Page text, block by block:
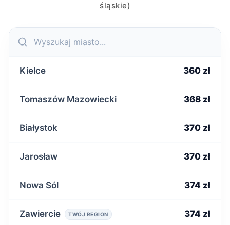
śląskie)
Kielce 360 zł
Tomaszów Mazowiecki 368 zł
Białystok 370 zł
Jarosław 370 zł
Nowa Sól 374 zł
Zawiercie TWÓJ REGION 374 zł